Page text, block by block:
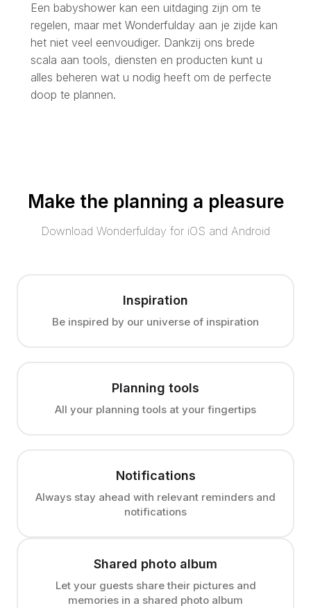
Een babyshower kan een uitdaging zijn om te
regelen, maar met Wonderfulday aan je zijde kan
het niet veel eenvoudiger. Dankzij ons brede
scala aan tools, diensten en producten kunt u
alles beheren wat u nodig heeft om de perfecte
doop te plannen.
Make the planning a pleasure
Download Wonderfulday for iOS and Android
Inspiration
Be inspired by our universe of inspiration
Planning tools
All your planning tools at your fingertips
Notifications
Always stay ahead with relevant reminders and
notifications
Shared photo album
Let your guests share their pictures and
memories in a shared photo album